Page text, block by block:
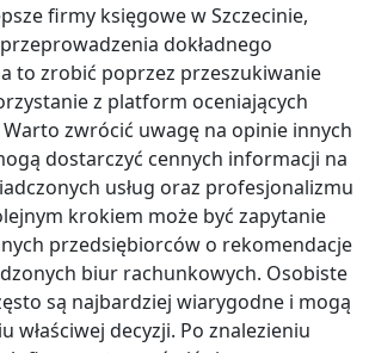
firmy księgowe w Szczecinie,
dokładnego
to zrobić poprzez przeszukiwanie
z platform oceniających
Warto zwrócić uwagę na opinie innych
dostarczyć cennych informacji na
usług oraz profesjonalizmu
krokiem może być zapytanie
przedsiębiorców o rekomendacje
biur rachunkowych. Osobiste
są najbardziej wiarygodne i mogą
właściwej decyzji. Po znalezieniu